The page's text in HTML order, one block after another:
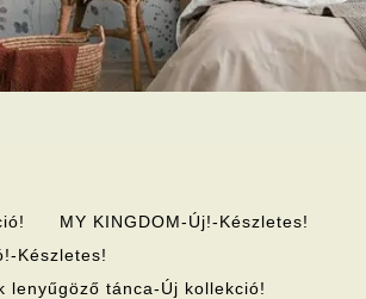
MY KINGDOM-Új!-Készletes!
Készletes!
lenyűgöző tánca-Új kollekció!